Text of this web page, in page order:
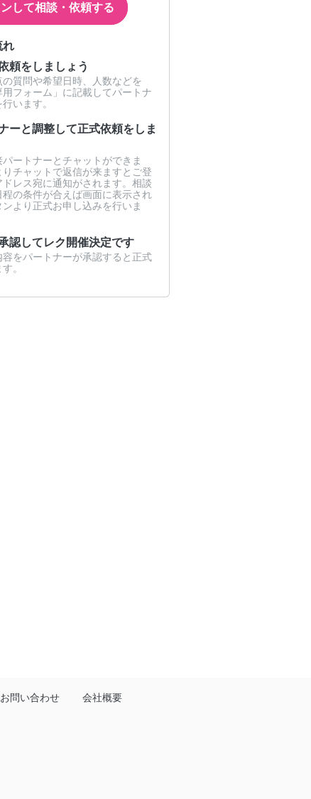
して相談・依頼する
れ
頼をしましょう
質問や希望日時、人数などを
用フォーム」に記載してパートナ
います。
ーと調整して正式依頼をしま
ートナーとチャットができま
チャットで返信が来ますとご登
レス宛に通知がされます。相談
の条件が合えば画面に表示され
より正式お申し込みを行いま
認してレク開催決定です
をパートナーが承認すると正式
。
お問い合わせ 会社概要